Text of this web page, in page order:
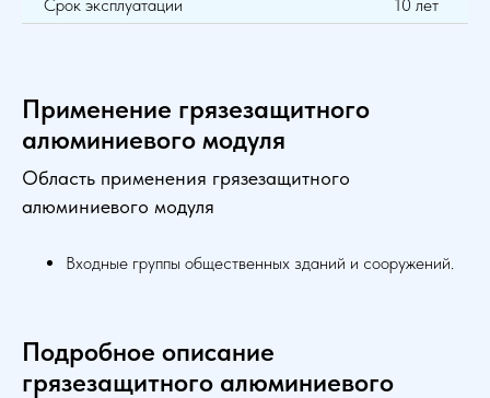
Срок эксплуатации
10 лет
Применение грязезащитного
алюминиевого модуля
Область применения грязезащитного
алюминиевого модуля
Входные группы общественных зданий и сооружений.
Подробное описание
грязезащитного алюминиевого